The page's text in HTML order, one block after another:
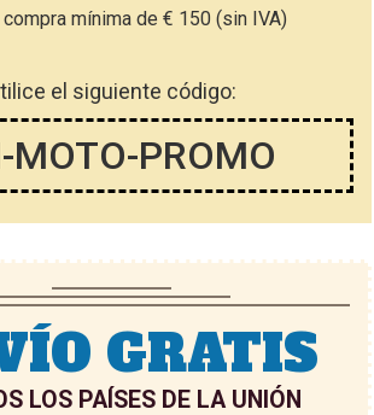
compra mínima de € 150 (sin IVA)
el siguiente código:
MOTO-PROMO
GRATIS
LOS PAÍSES DE LA UNIÓN